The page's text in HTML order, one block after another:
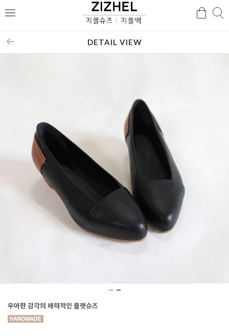
메
검
DETAIL VIEW
우아한 감각의 매력적인 플랫슈즈